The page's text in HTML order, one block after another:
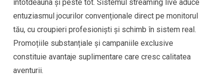
întotdeauna și peste tot. Sistemul streaming live aduce
entuziasmul jocurilor convenționale direct pe monitorul
tău, cu croupieri profesioniști și schimb în sistem real.
Promoțiile substanțiale și campaniile exclusive
constituie avantaje suplimentare care cresc calitatea
aventurii.